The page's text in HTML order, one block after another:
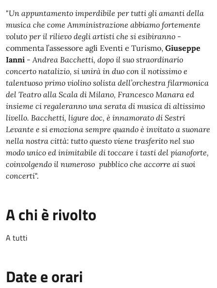
"Un appuntamento imperdibile per tutti gli amanti della
musica che come Amministrazione abbiamo fortemente
voluto per il rilievo degli artisti che si esibiranno -
commenta l’assessore agli Eventi e Turismo, Giuseppe
Ianni -Andrea Bacchetti, dopo il suo straordinario
concerto natalizio, si unirà in duo con il notissimo e
talentuoso primo violino solista dell’orchestra filarmonica
del Teatro alla Scala di Milano, Francesco Manara ed
insieme ci regaleranno una serata di musica di altissimo
livello. Bacchetti, ligure doc, è innamorato di Sestri
Levante e si emoziona sempre quando è invitato a suonare
nella nostra città: tutto questo viene trasferito nel suo
modo unico ed inimitabile di toccare i tasti del pianoforte,
coinvolgendo il numeroso pubblico che accorre ai suoi
concerti".
A chi è rivolto
A tutti
Date e orari